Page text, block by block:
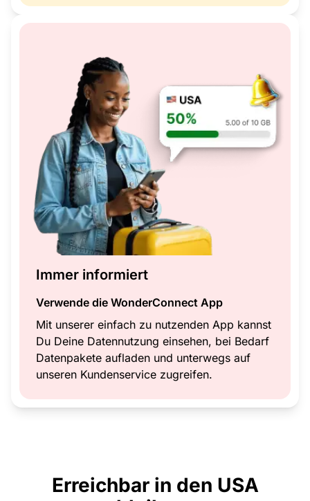
Immer informiert
Verwende die WonderConnect App
Mit unserer einfach zu nutzenden App kannst
Du Deine Datennutzung einsehen, bei Bedarf
Datenpakete aufladen und unterwegs auf
unseren Kundenservice zugreifen.
Erreichbar in den USA